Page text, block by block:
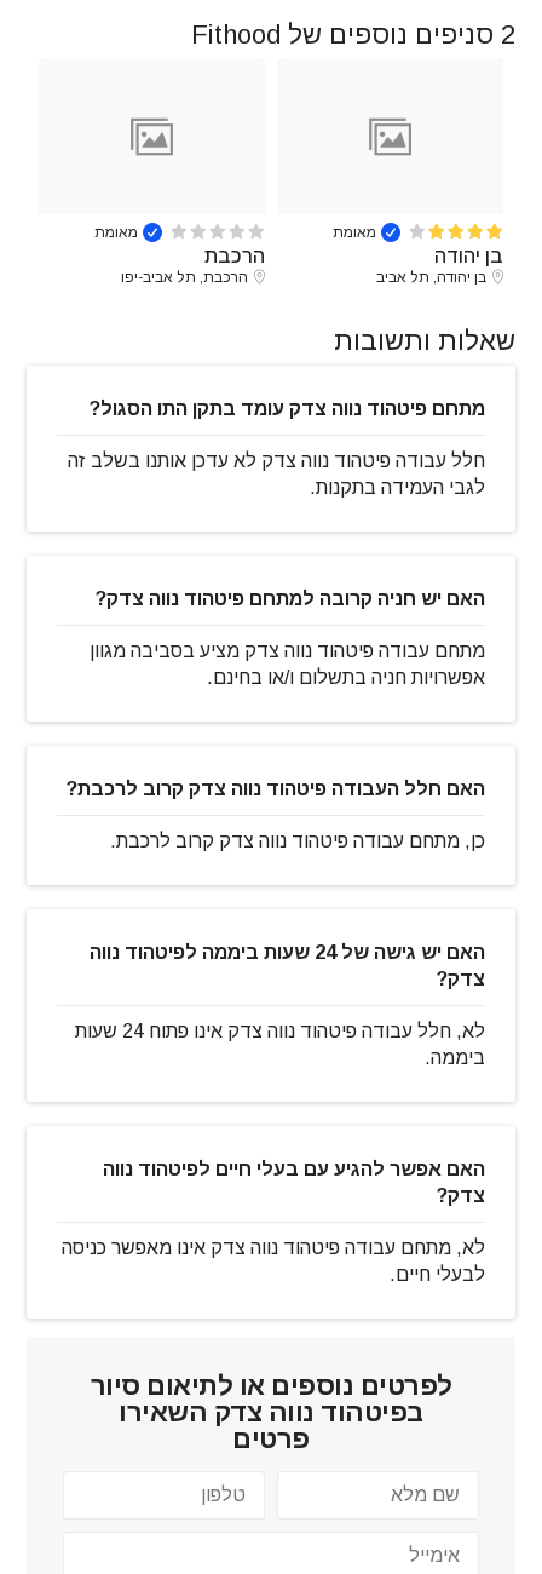
2 סניפים נוספים של Fithood
מאומת
בן יהודה
בן יהודה, תל אביב
מאומת
הרכבת
הרכבת, תל אביב-יפו
שאלות ותשובות
מתחם פיטהוד נווה צדק עומד בתקן התו הסגול?
חלל עבודה פיטהוד נווה צדק לא עדכן אותנו בשלב זה
לגבי העמידה בתקנות.
האם יש חניה קרובה למתחם פיטהוד נווה צדק?
מתחם עבודה פיטהוד נווה צדק מציע בסביבה מגוון
אפשרויות חניה בתשלום ו/או בחינם.
האם חלל העבודה פיטהוד נווה צדק קרוב לרכבת?
כן, מתחם עבודה פיטהוד נווה צדק קרוב לרכבת.
האם יש גישה של 24 שעות ביממה לפיטהוד נווה
צדק?
לא, חלל עבודה פיטהוד נווה צדק אינו פתוח 24 שעות
ביממה.
האם אפשר להגיע עם בעלי חיים לפיטהוד נווה
צדק?
לא, מתחם עבודה פיטהוד נווה צדק אינו מאפשר כניסה
לבעלי חיים.
לפרטים נוספים או לתיאום סיור
בפיטהוד נווה צדק השאירו
פרטים